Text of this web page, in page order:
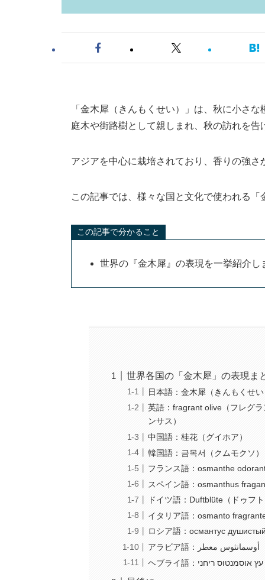
「金木犀（きんもくせい）」は、秋に小さ
庭木や街路樹として親しまれ、秋の訪れを
アジアを中心に栽培されており、香りの強
この記事では、様々な国と文化で使われる
この記事で分かること
世界の『金木犀』の表現を一挙紹介し
世界各国の「金木犀」の表現ま
日本語：金木犀（きんもくせ
英語：fragrant olive（フレグ
ンサス）
中国語：桂花（グイホア）
韓国語：금목서（クムモクソ）
フランス語：osmanthe
スペイン語：osmanthus
ドイツ語：Duftblüte（ドゥフ
イタリア語：osmanto
ロシア語：османтус